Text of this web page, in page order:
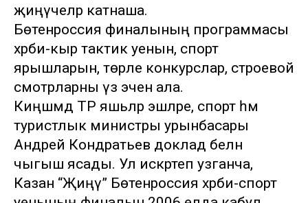
җиңүчеләр катнаша.
Бөтенроссия финалының программасы
хәрби-кыр тактик уенын, спорт
ярышларын, төрле конкурслар, строевой
смотрларны үз эченә ала.
Киңәшмәдә ТР яшьләр эшләре, спорт һәм
туристлык министры урынбасары
Андрей Кондратьев доклад белән
чыгыш ясады. Ул искәртеп узганча,
Казан “Җиңү” Бөтенроссия хәрби-спорт